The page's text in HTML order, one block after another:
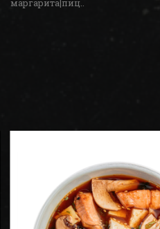
маргарита|пиц..